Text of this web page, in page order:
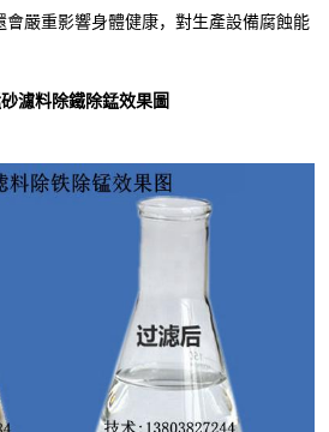
嚴重影響身體健康，對生產設備腐蝕能
濾料除鐵除錳效果圖